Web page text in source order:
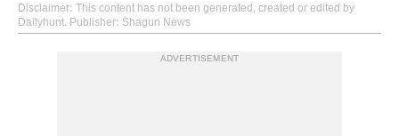
Disclaimer: This content has not been generated, created or edited by
Dailyhunt. Publisher: Shagun News
ADVERTISEMENT